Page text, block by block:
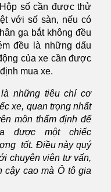
số cần được thử
với số sàn, nếu có
ga bắt không đều
đều là những dấu
của xe cần được
mua xe.
những tiêu chí cơ
xe, quan trọng nhất
môn thẩm định để
được một chiếc
tốt. Điều này quý
chuyên viên tư vấn,
cậy cao mà Ô tô gia